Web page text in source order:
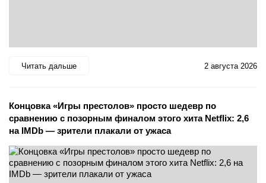
Читать дальше 2 августа 2026
Концовка «Игры престолов» просто шедевр по
сравнению с позорным финалом этого хита Netflix: 2,6
на IMDb — зрители плакали от ужаса